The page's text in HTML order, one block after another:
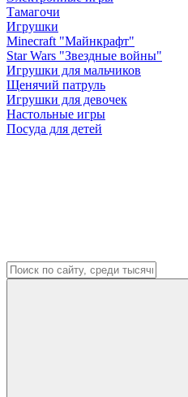
Тамагочи
Игрушки
Minecraft "Майнкрафт"
Star Wars "Звездные войны"
Игрушки для мальчиков
Щенячий патруль
Игрушки для девочек
Настольные игры
Посуда для детей